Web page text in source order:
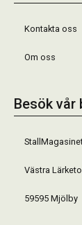
Kontakta oss
Om oss
Besök vår
Västra
59595 Mjölby